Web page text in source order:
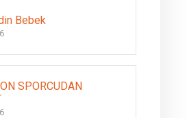
Bebek
SPORCUDAN